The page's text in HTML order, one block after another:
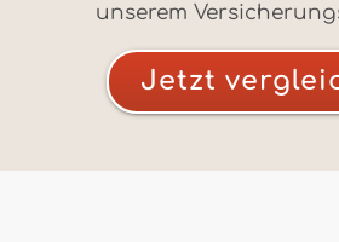
unserem
Jetzt